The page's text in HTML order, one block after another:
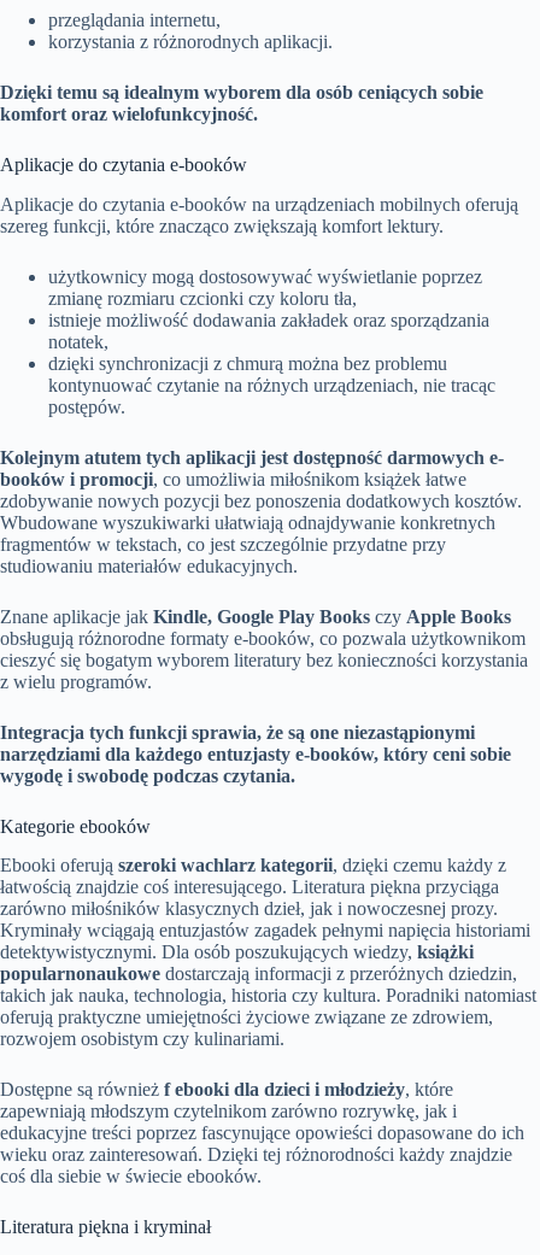
przeglądania internetu,
korzystania z różnorodnych aplikacji.
Dzięki temu są idealnym wyborem dla osób ceniących sobie
komfort oraz wielofunkcyjność.
Aplikacje do czytania e-booków
Aplikacje do czytania e-booków na urządzeniach mobilnych oferują
szereg funkcji, które znacząco zwiększają komfort lektury.
użytkownicy mogą dostosowywać wyświetlanie poprzez
zmianę rozmiaru czcionki czy koloru tła,
istnieje możliwość dodawania zakładek oraz sporządzania
notatek,
dzięki synchronizacji z chmurą można bez problemu
kontynuować czytanie na różnych urządzeniach, nie tracąc
postępów.
Kolejnym atutem tych aplikacji jest dostępność darmowych e-
booków i promocji, co umożliwia miłośnikom książek łatwe
zdobywanie nowych pozycji bez ponoszenia dodatkowych kosztów.
Wbudowane wyszukiwarki ułatwiają odnajdywanie konkretnych
fragmentów w tekstach, co jest szczególnie przydatne przy
studiowaniu materiałów edukacyjnych.
Znane aplikacje jak Kindle, Google Play Books czy Apple Books
obsługują różnorodne formaty e-booków, co pozwala użytkownikom
cieszyć się bogatym wyborem literatury bez konieczności korzystania
z wielu programów.
Integracja tych funkcji sprawia, że są one niezastąpionymi
narzędziami dla każdego entuzjasty e-booków, który ceni sobie
wygodę i swobodę podczas czytania.
Kategorie ebooków
Ebooki oferują szeroki wachlarz kategorii, dzięki czemu każdy z
łatwością znajdzie coś interesującego. Literatura piękna przyciąga
zarówno miłośników klasycznych dzieł, jak i nowoczesnej prozy.
Kryminały wciągają entuzjastów zagadek pełnymi napięcia historiami
detektywistycznymi. Dla osób poszukujących wiedzy, książki
popularnonaukowe dostarczają informacji z przeróżnych dziedzin,
takich jak nauka, technologia, historia czy kultura. Poradniki natomiast
oferują praktyczne umiejętności życiowe związane ze zdrowiem,
rozwojem osobistym czy kulinariami.
Dostępne są również f ebooki dla dzieci i młodzieży, które
zapewniają młodszym czytelnikom zarówno rozrywkę, jak i
edukacyjne treści poprzez fascynujące opowieści dopasowane do ich
wieku oraz zainteresowań. Dzięki tej różnorodności każdy znajdzie
coś dla siebie w świecie ebooków.
Literatura piękna i kryminał